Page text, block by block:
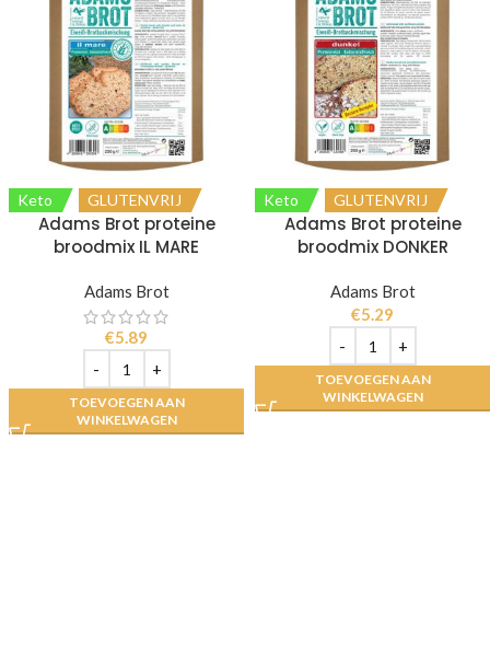
Keto GLUTENVRIJ
Adams Brot proteine
broodmix IL MARE
Adams Brot
€5.89
TOEVOEGEN AAN
WINKELWAGEN
Keto GLUTENVRIJ
Adams Brot proteine
broodmix DONKER
Adams Brot
€5.29
TOEVOEGEN AAN
WINKELWAGEN